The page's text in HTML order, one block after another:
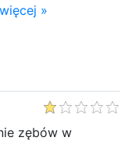
»
zębów w